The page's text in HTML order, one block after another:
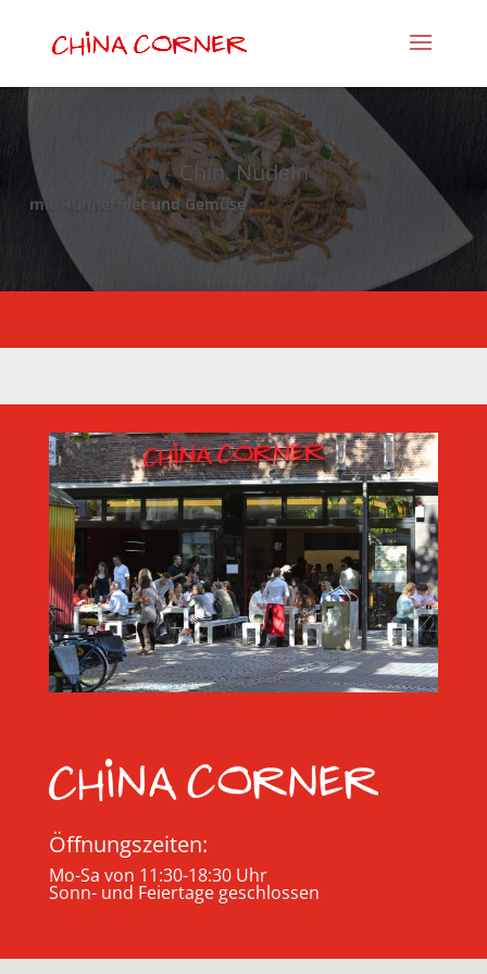
Chin. Nudeln
mit Hühnerfilet und Gemüse
Öffnungszeiten:
Mo-Sa von 11:30-18:30 Uhr
Sonn- und Feiertage geschlossen